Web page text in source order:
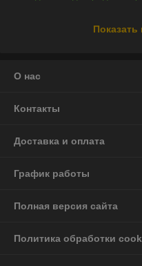
О нас
Контакты
Доставка и оплата
График работы
Полная версия сайта
Политика обработки